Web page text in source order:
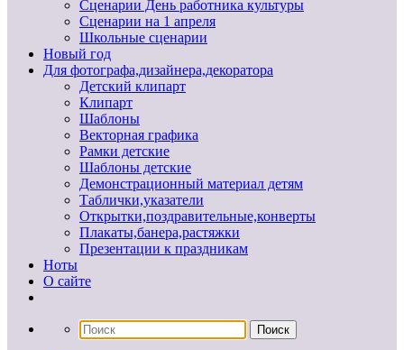
Сценарии День работника культуры
Сценарии на 1 апреля
Школьные сценарии
Новый год
Для фотографа,дизайнера,декоратора
Детский клипарт
Клипарт
Шаблоны
Векторная графика
Рамки детские
Шаблоны детские
Демонстрационный материал детям
Таблички,указатели
Открытки,поздравительные,конверты
Плакаты,банера,растяжки
Презентации к праздникам
Ноты
О сайте